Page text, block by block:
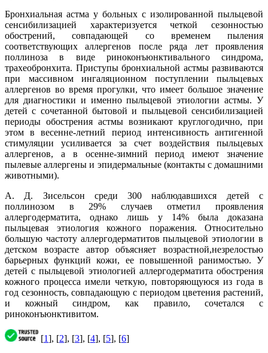
Бронхиальная астма у больных с изолированной пыльцевой
сенсибилизацией характеризуется четкой сезонностью
обострений, совпадающей со временем пыления
соответствующих аллергенов после ряда лет проявления
поллиноза в виде риноконъюнктивального синдрома,
трахеобронхита. Приступы бронхиальной астмы развиваются
при массивном ингаляционном поступлении пыльцевых
аллергенов во время прогулки, что имеет большое значение
для диагностики и именно пыльцевой этиологии астмы. У
детей с сочетанной бытовой и пыльцевой сенсибилизацией
периоды обострения астмы возникают круглогодично, при
этом в весенне-летний период интенсивность антигенной
стимуляции усиливается за счет воздействия пыльцевых
аллергенов, а в осенне-зимний период имеют значение
пылевые аллергены и эпидермальные (контакты с домашними
животными).
А. Д. Зисельсон среди 300 наблюдавшихся детей с
поллинозом в 29% случаев отметил проявления
аллергодерматита, однако лишь у 14% была доказана
пыльцевая этиология кожного поражения. Относительно
большую частоту аллергодерматитов пыльцевой этиологии в
детском возрасте автор объясняет возрастной,незрелостью
барьерных функций кожи, ее повышенной ранимостью. У
детей с пыльцевой этиологией аллергодерматита обострения
кожного процесса имели четкую, повторяющуюся из года в
год сезонность, совпадающую с периодом цветения растений,
и кожный синдром, как правило, сочетался с
риноконъюнктивитом.
[1], [2], [3], [4], [5], [6]